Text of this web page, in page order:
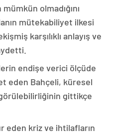
olmadığını
mütekabiliyet ilkesi
karşılıklı anlayış ve
endişe verici ölçüde
eden Bahçeli, küresel
gittikçe
eden kriz ve ihtilafların